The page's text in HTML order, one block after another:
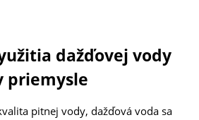
dažďovej vody
priemysle
pitnej vody, dažďová voda sa